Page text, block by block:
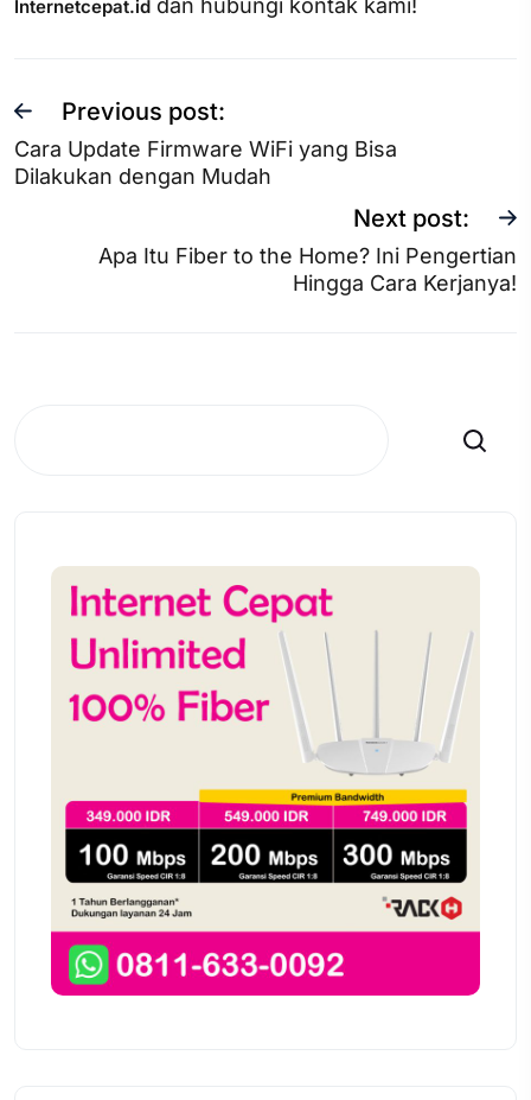
Internetcepat.id
Previous post:
Cara Update Firmware WiFi yang Bisa
Dilakukan dengan Mudah
Next post:
Apa Itu Fiber to the Home? Ini Pengertian
Hingga Cara Kerjanya!
Search